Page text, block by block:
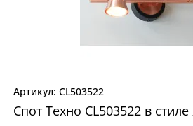
CL503522
Спот Техно CL503522 в стиле